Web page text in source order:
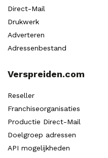
Direct-Mail
Drukwerk
Adverteren
Adressenbestand
Verspreiden.com
Reseller
Franchiseorganisaties
Productie Direct-Mail
Doelgroep adressen
API mogelijkheden